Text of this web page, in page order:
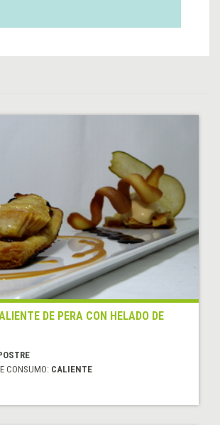
DE PERA CON HELADO DE
CONSUMO: CALIENTE